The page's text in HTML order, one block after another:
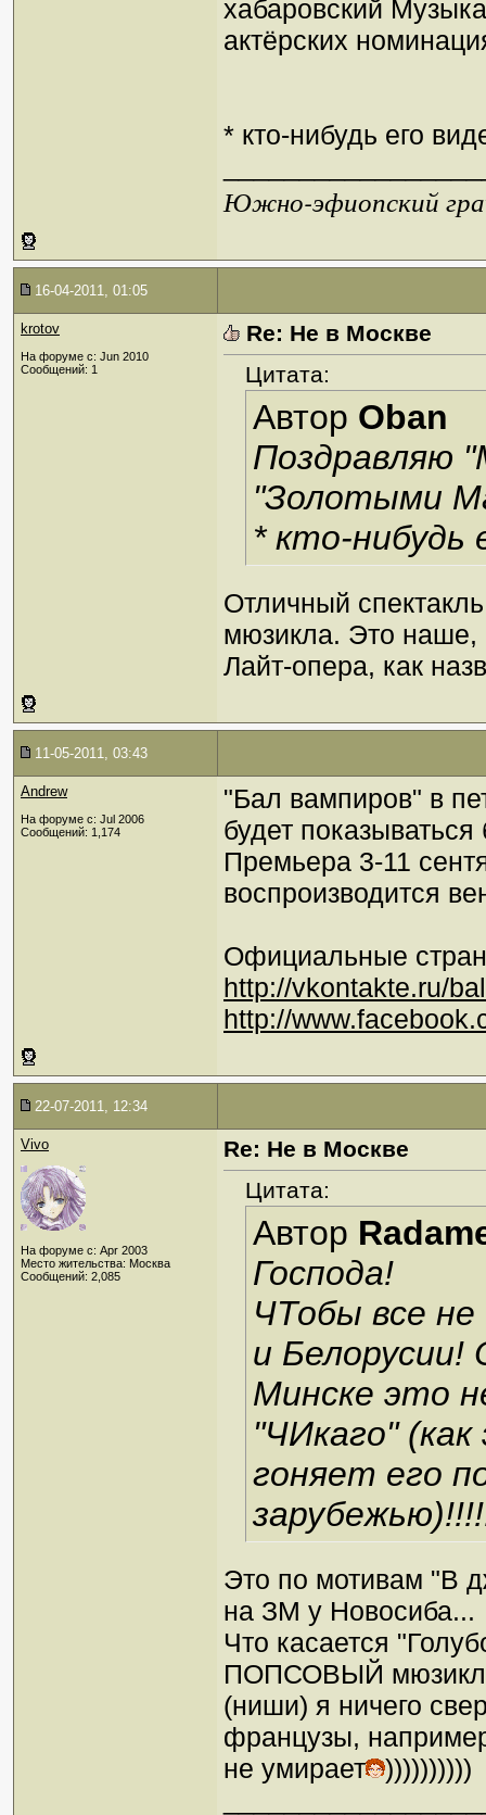
хабаровский
актёрских
* кто-нибудь его
Южно-эфиопский
16-04-2011, 01:05
krotov
На форуме с: Jun 2010
Сообщений: 1
Re: Не в Москве
Цитата:
Автор Oban
Поздравляю
"Золотыми
* кто-нибудь
Отличный
мюзикла. Это наше,
Лайт-опера, как
11-05-2011, 03:43
Andrew
На форуме с: Jul 2006
Сообщений: 1,174
"Бал вампиров" в
будет
Премьера 3-11
воспроизводится
Официальные
http://vkontakte.ru/
http://
22-07-2011, 12:34
Vivo
На форуме с: Apr 2003
Место жительства: Москва
Сообщений: 2,085
Re: Не в Москве
Цитата:
Автор
Господа!
ЧТобы все не
и
Минске это
"ЧИкаго"
гоняет его
Это по мотивам "В
на ЗМ у Новосиба...
Что касается
ПОПСОВЫЙ мюзикл
(ниши) я ничего
французы,
не умирает
))))))))))